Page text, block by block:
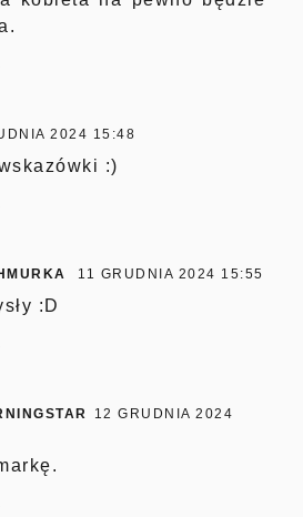
2024 15:48
:)
11 GRUDNIA 2024 15:55
:D
12 GRUDNIA 2024